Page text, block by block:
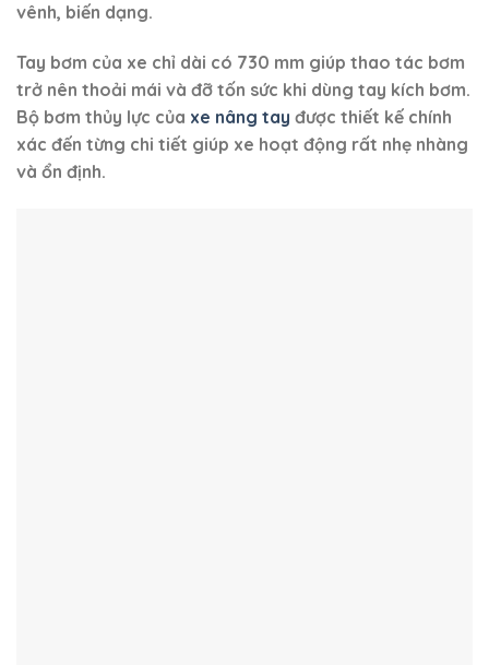
vênh, biến dạng.
Tay bơm của xe chỉ dài có 730 mm giúp thao tác bơm
trở nên thoải mái và đỡ tốn sức khi dùng tay kích bơm.
Bộ bơm thủy lực của xe nâng tay được thiết kế chính
xác đến từng chi tiết giúp xe hoạt động rất nhẹ nhàng
và ổn định.